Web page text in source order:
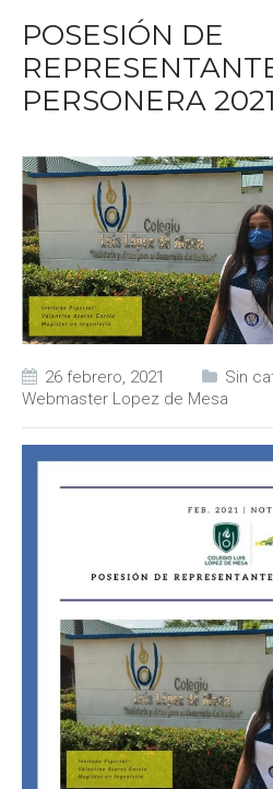
POSESIÓN DE
PERSONERA 2021
26 febrero, 2021 Sin
Webmaster Lopez de Mesa